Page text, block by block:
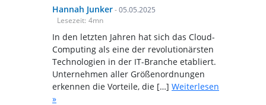
Hannah Junker - 05.05.2025
Lesezeit: 4mn
In den letzten Jahren hat sich das Cloud-
Computing als eine der revolutionärsten
Technologien in der IT-Branche etabliert.
Unternehmen aller Größenordnungen
erkennen die Vorteile, die […] Weiterlesen
»